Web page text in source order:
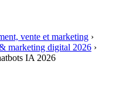
vente et marketing ›
marketing digital 2026 ›
IA 2026